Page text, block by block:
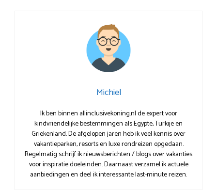
Michiel
Ik ben binnen allinclusivekoning.nl de expert voor
kindvriendelijke bestemmingen als Egypte, Turkije en
Griekenland. De afgelopen jaren heb ik veel kennis over
vakantieparken, resorts en luxe rondreizen opgedaan.
Regelmatig schrijf ik nieuwsberichten / blogs over vakanties
voor inspiratie doeleinden. Daarnaast verzamel ik actuele
aanbiedingen en deel ik interessante last-minute reizen.